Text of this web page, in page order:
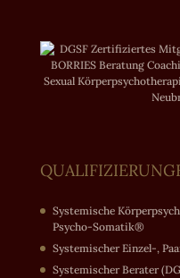
Systemische
Psycho-Somatik®
Systemischer Einzel-,
Systemischer Berater